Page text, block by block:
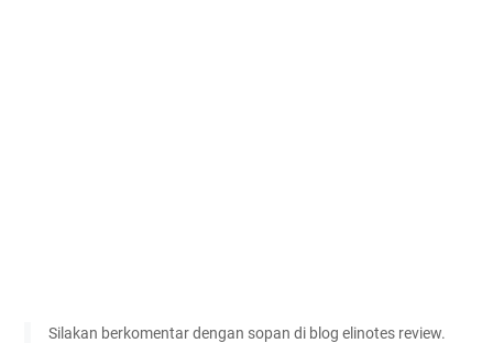
Silakan berkomentar dengan sopan di blog elinotes review.